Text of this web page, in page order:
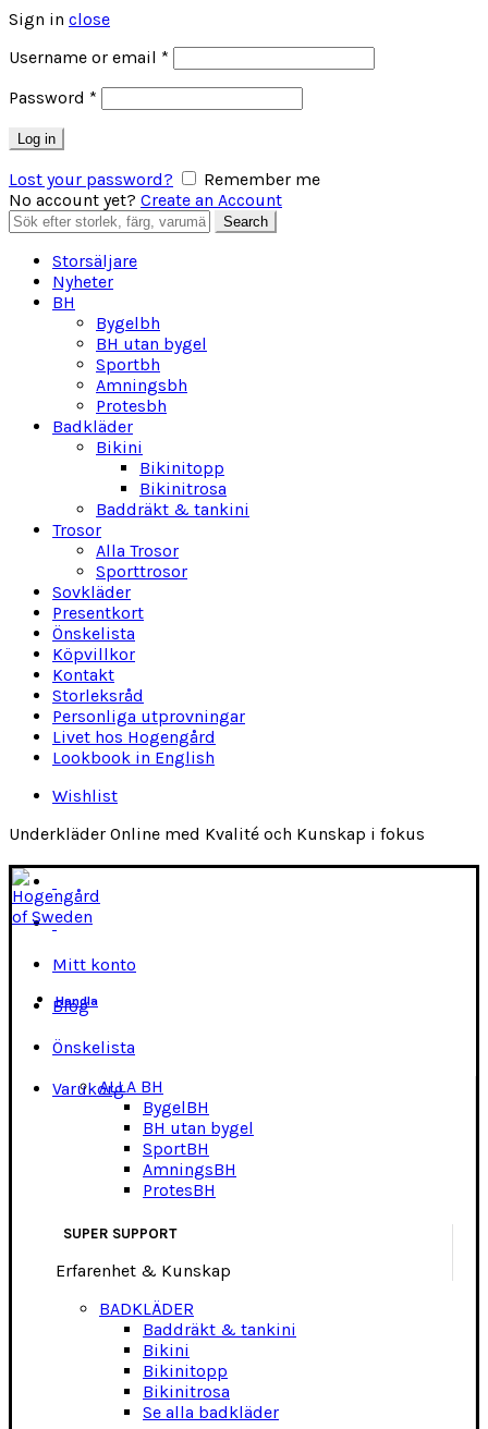
Sign in close
Username or email *
Password *
Log in
Lost your password?
Remember me
No account yet? Create an Account
Search
for:
Search
Storsäljare
Nyheter
BH
Bygelbh
BH utan bygel
Sportbh
Amningsbh
Protesbh
Badkläder
Bikini
Bikinitopp
Bikinitrosa
Baddräkt & tankini
Trosor
Alla Trosor
Sporttrosor
Sovkläder
Presentkort
Önskelista
Köpvillkor
Kontakt
Storleksråd
Personliga utprovningar
Livet hos Hogengård
Lookbook in English
Wishlist
Underkläder Online med Kvalité och Kunskap i fokus
Mitt konto
Blog
Önskelista
Varukorg
Handla
ALLA BH
BygelBH
BH utan bygel
SportBH
AmningsBH
ProtesBH
SUPER SUPPORT
Erfarenhet & Kunskap
BADKLÄDER
Baddräkt & tankini
Bikini
Bikinitopp
Bikinitrosa
Se alla badkläder